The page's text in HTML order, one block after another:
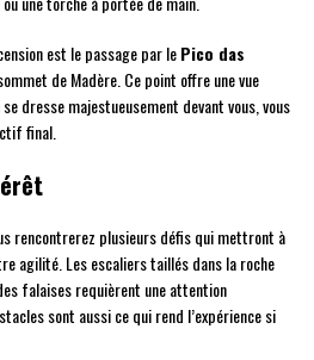
est le passage par lePico das
de Madère. Ce point offre une vue
dresse majestueusement devant vous, vous
final.
rencontrerez plusieurs défis qui mettront à
agilité. Les escaliers taillés dans la roche
falaises requièrent une attention
sont aussi ce qui rend l’expérience si